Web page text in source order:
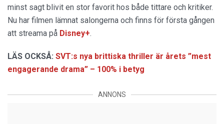
minst sagt blivit en stor favorit hos både tittare och kritiker.
Nu har filmen lämnat salongerna och finns för första gången
att streama på Disney+.
LÄS OCKSÅ: SVT:s nya brittiska thriller är årets ”mest
engagerande drama” – 100% i betyg
ANNONS